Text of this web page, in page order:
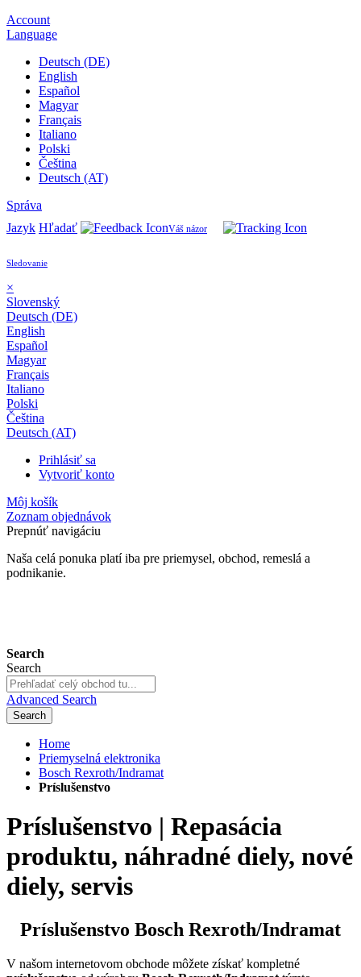
Account
Language
Deutsch (DE)
English
Español
Magyar
Français
Italiano
Polski
Čeština
Deutsch (AT)
Správa
Jazyk Hľadať Váš názor
Sledovanie
×
Slovenský
Deutsch (DE)
English
Español
Magyar
Français
Italiano
Polski
Čeština
Deutsch (AT)
Prihlásiť sa
Vytvoriť konto
Môj košík
Zoznam objednávok
Prepnúť navigáciu
Naša celá ponuka platí iba pre priemysel, obchod, remeslá a
podnikanie.
Search
Search
Advanced Search
Search
Home
Priemyselná elektronika
Bosch Rexroth/Indramat
Príslušenstvo
Príslušenstvo | Repasácia
produktu, náhradné diely, nové
diely, servis
Príslušenstvo Bosch Rexroth/Indramat
V našom internetovom obchode môžete získať kompletné